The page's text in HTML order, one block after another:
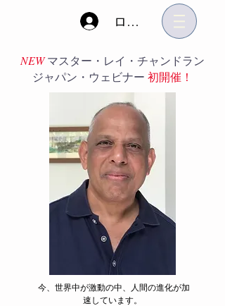
ログイン
NEWマスター・レイ・チャンドラン
ジャパン・ウェビナー 初開催！
今、世界中が激動の中、人間の進化が加
速しています。